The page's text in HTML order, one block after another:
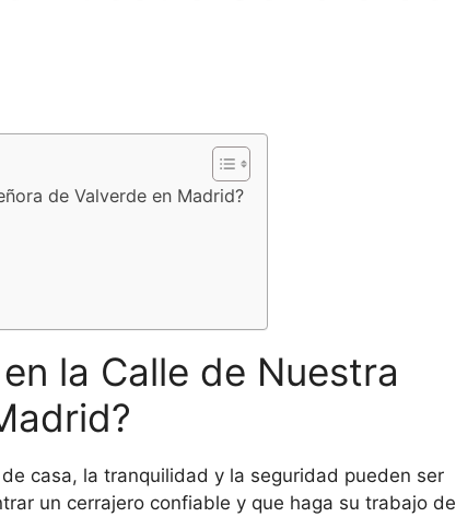
de Valverde en Madrid?
la Calle de Nuestra
casa, la tranquilidad y la seguridad pueden ser
un cerrajero confiable y que haga su trabajo de